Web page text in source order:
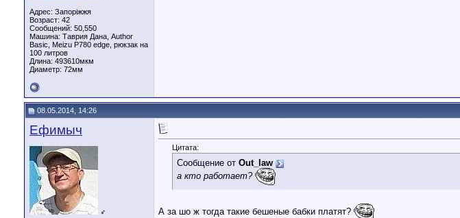
Адрес: Запоріжжя
Возраст: 42
Сообщений: 50,550
Машина: Таврия Дана, Author
Basic, Meizu P780 edge, рюкзак на
100 литров
Длина: 493610мкм
Диаметр: 72мм
08.05.2014, 14:26
Ефимыч
♂
Цитата:
Сообщение от Out_law
а кто работает?
А за шо ж тогда такие бешеные бабки платят?